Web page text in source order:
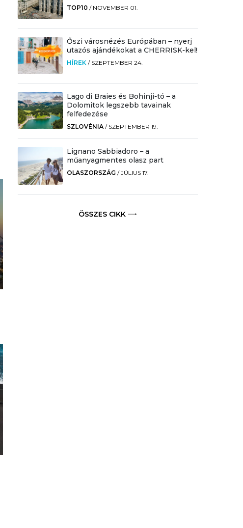
TOP10 / NOVEMBER 01.
Őszi városnézés Európában – nyerj
utazós ajándékokat a CHERRISK-kel!
HÍREK / SZEPTEMBER 24.
Lago di Braies és Bohinji-tó – a
Dolomitok legszebb tavainak
felfedezése
SZLOVÉNIA / SZEPTEMBER 19.
Lignano Sabbiadoro – a
műanyagmentes olasz part
OLASZORSZÁG /JÚLIUS 17.
ÖSSZES CIKK